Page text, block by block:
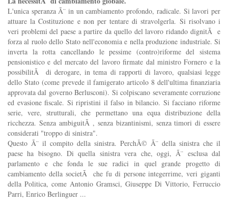
L'unica speranza Ã¨ in un cambiamento profondo, radicale. Si lavori per
attuare la Costituzione e non per tentare di stravolgerla. Si risolvano i
veri problemi del paese a partire da quello del lavoro ridando dignitÃ e
forza al ruolo dello Stato nell'economia e nella produzione industriale. Si
inverta la rotta cancellando le pessime (contro)riforme del sistema
pensionistico e del mercato del lavoro firmate dal ministro Fornero e la
possibilitÃ di derogare, in tema di rapporti di lavoro, qualsiasi legge
dello Stato (come prevede il famigerato articolo 8 dell'ultima finanziaria
approvata dal governo Berlusconi). Si colpiscano severamente corruzione
ed evasione fiscale. Si ripristini il falso in bilancio. Si facciano riforme
serie, vere, strutturali, che permettano una equa distribuzione della
ricchezza. Senza ambiguitÃ , senza bizantinismi, senza timori di essere
considerati "troppo di sinistra".
Questo Ã¨ il compito della sinistra. PerchÃ© Ã¨ della sinistra che il
paese ha bisogno. Di quella sinistra vera che, oggi, Ã¨ esclusa dal
parlamento e che fonda le sue radici in quel grande progetto di
cambiamento della societÃ che fu di persone integerrime, veri giganti
della Politica, come Antonio Gramsci, Giuseppe Di Vittorio, Ferruccio
Parri, Enrico Berlinguer ...